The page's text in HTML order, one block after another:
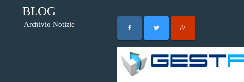
BLOG
Archivio Notizie